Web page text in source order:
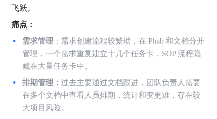
飞跃。
痛点：
需求管理 ：需求创建流程较繁琐，在 Phab 和文档分开
管理，一个需求重复建立十几个任务卡，SOP 流程隐
藏在大量任务卡中。
排期管理： 过去主要通过文档跟进，团队负责人需要
在多个文档中查看人员排期，统计和变更难，存在较
大项目风险。